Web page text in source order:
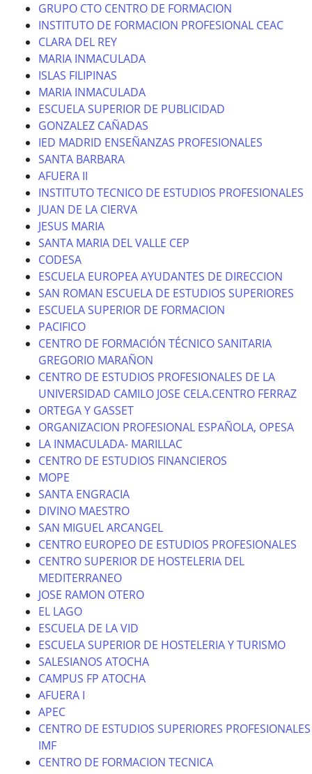
GRUPO CTO CENTRO DE FORMACION
INSTITUTO DE FORMACION PROFESIONAL CEAC
CLARA DEL REY
MARIA INMACULADA
ISLAS FILIPINAS
MARIA INMACULADA
ESCUELA SUPERIOR DE PUBLICIDAD
GONZALEZ CAÑADAS
IED MADRID ENSEÑANZAS PROFESIONALES
SANTA BARBARA
AFUERA II
INSTITUTO TECNICO DE ESTUDIOS PROFESIONALES
JUAN DE LA CIERVA
JESUS MARIA
SANTA MARIA DEL VALLE CEP
CODESA
ESCUELA EUROPEA AYUDANTES DE DIRECCION
SAN ROMAN ESCUELA DE ESTUDIOS SUPERIORES
ESCUELA SUPERIOR DE FORMACION
PACIFICO
CENTRO DE FORMACIÓN TÉCNICO SANITARIA
GREGORIO MARAÑON
CENTRO DE ESTUDIOS PROFESIONALES DE LA
UNIVERSIDAD CAMILO JOSE CELA.CENTRO FERRAZ
ORTEGA Y GASSET
ORGANIZACION PROFESIONAL ESPAÑOLA, OPESA
LA INMACULADA- MARILLAC
CENTRO DE ESTUDIOS FINANCIEROS
MOPE
SANTA ENGRACIA
DIVINO MAESTRO
SAN MIGUEL ARCANGEL
CENTRO EUROPEO DE ESTUDIOS PROFESIONALES
CENTRO SUPERIOR DE HOSTELERIA DEL
MEDITERRANEO
JOSE RAMON OTERO
EL LAGO
ESCUELA DE LA VID
ESCUELA SUPERIOR DE HOSTELERIA Y TURISMO
SALESIANOS ATOCHA
CAMPUS FP ATOCHA
AFUERA I
APEC
CENTRO DE ESTUDIOS SUPERIORES PROFESIONALES
IMF
CENTRO DE FORMACION TECNICA